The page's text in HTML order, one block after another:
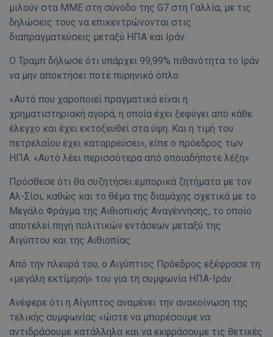
μιλούν στα ΜΜΕ στη σύνοδο της G7 στη Γαλλία, με τις
δηλώσεις τους να επικεντρώνονται στις
διαπραγματεύσεις μεταξύ ΗΠΑ και Ιράν.
Ο Τραμπ δήλωσε ότι υπάρχει 99,99% πιθανότητα το Ιράν
να μην αποκτήσει ποτέ πυρηνικό όπλο.
«Αυτό που χαροποιεί πραγματικά είναι η
χρηματιστηριακή αγορά, η οποία έχει ξεφύγει από κάθε
έλεγχο και έχει εκτοξευθεί στα ύψη. Και η τιμή του
πετρελαίου έχει καταρρεύσει», είπε ο πρόεδρος των
ΗΠΑ. «Αυτό λέει περισσότερα από οποιαδήποτε λέξη».
Πρόσθεσε ότι θα συζητήσει εμπορικά ζητήματα με τον
Αλ-Σίσι, καθώς και το θέμα της διαμάχης σχετικά με το
Μεγάλο Φράγμα της Αιθιοπικής Αναγέννησης, το οποίο
αποτελεί πηγή πολιτικών εντάσεων μεταξύ της
Αιγύπτου και της Αιθιοπίας.
Από την πλευρά του, ο Αιγύπτιος Πρόεδρος εξέφρασε τη
«μεγάλη εκτίμησή» του για τη συμφωνία ΗΠΑ-Ιράν.
Ανέφερε ότι η Αίγυπτος αναμένει την ανακοίνωση της
τελικής συμφωνίας «ώστε να μπορέσουμε να
αντιδράσουμε κατάλληλα και να εκφράσουμε τις θετικές